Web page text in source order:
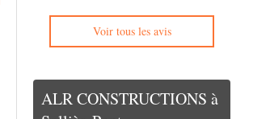
Voir tous les avis
ALR CONSTRUCTIONS à